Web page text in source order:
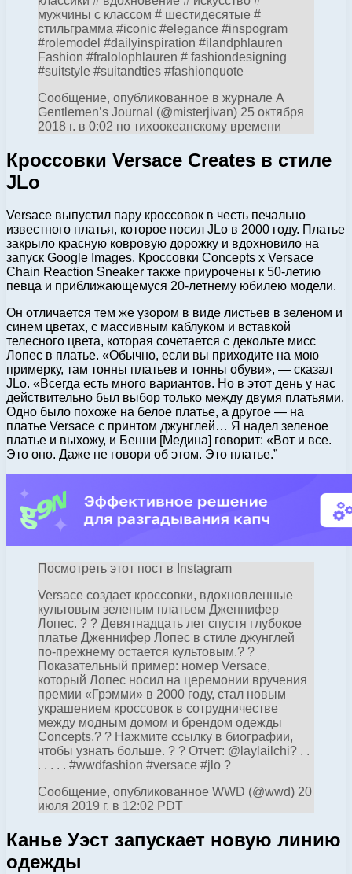
мужчины с классом # шестидесятые #
стильграмма #iconic #elegance #inspogram
#rolemodel #dailyinspiration #ilandphlauren
Fashion #fralolophlauren # fashiondesigning
#suitstyle #suitandties #fashionquote
Сообщение, опубликованное в журнале A
Gentlemen’s Journal (@misterjivan) 25 октября
2018 г. в 0:02 по тихоокеанскому времени
Кроссовки Versace Creates в стиле
JLo
Versace выпустил пару кроссовок в честь печально
известного платья, которое носил JLo в 2000 году. Платье
закрыло красную ковровую дорожку и вдохновило на
запуск Google Images. Кроссовки Concepts x Versace
Chain Reaction Sneaker также приурочены к 50-летию
певца и приближающемуся 20-летнему юбилею модели.
Он отличается тем же узором в виде листьев в зеленом и
синем цветах, с массивным каблуком и вставкой
телесного цвета, которая сочетается с декольте мисс
Лопес в платье. «Обычно, если вы приходите на мою
примерку, там тонны платьев и тонны обуви», — сказал
JLo. «Всегда есть много вариантов. Но в этот день у нас
действительно был выбор только между двумя платьями.
Одно было похоже на белое платье, а другое — на
платье Versace с принтом джунглей… Я надел зеленое
платье и выхожу, и Бенни [Медина] говорит: «Вот и все.
Это оно. Даже не говори об этом. Это платье.”
Посмотреть этот пост в Instagram
Versace создает кроссовки, вдохновленные
культовым зеленым платьем Дженнифер
Лопес. ? ? Девятнадцать лет спустя глубокое
платье Дженнифер Лопес в стиле джунглей
по-прежнему остается культовым.? ?
Показательный пример: номер Versace,
который Лопес носил на церемонии вручения
премии «Грэмми» в 2000 году, стал новым
украшением кроссовок в сотрудничестве
между модным домом и брендом одежды
Concepts.? ? Нажмите ссылку в биографии,
чтобы узнать больше. ? ? Отчет: @laylailchi? . .
. . . . . #wwdfashion #versace #jlo ?
Сообщение, опубликованное WWD (@wwd) 20
июля 2019 г. в 12:02 PDT
Канье Уэст запускает новую линию
одежды